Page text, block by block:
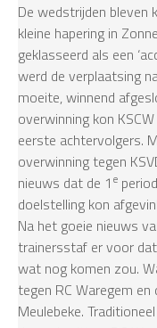
De wedstrijden bleven
kleine hapering in
geklasseerd als een
werd de verplaatsing
moeite, winnend
overwinning kon
eerste achtervolgers.
overwinning tegen
nieuws dat de 1 e
doelstelling kon
Na het goeie nieuws
trainersstaf er voor
wat nog komen zou.
tegen RC Waregem
Meulebeke.